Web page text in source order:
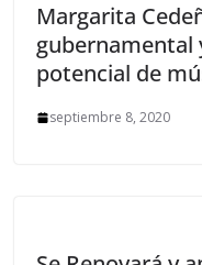
Margarita
gubernamental
potencial de
septiembre 8, 2020